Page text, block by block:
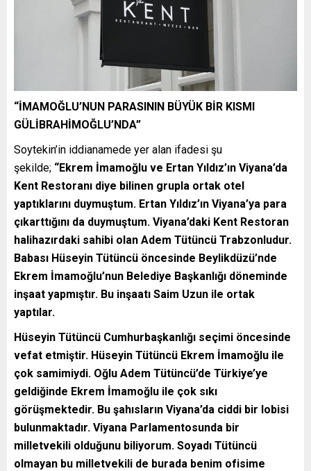
“İMAMOĞLU’NUN PARASININ BÜYÜK BİR KISMI
GÜLİBRAHİMOĞLU’NDA”
Soytekin’in iddianamede yer alan ifadesi şu
şekilde; “Ekrem İmamoğlu ve Ertan Yıldız’ın Viyana’da
Kent Restoranı diye bilinen grupla ortak otel
yaptıklarını duymuştum. Ertan Yıldız’ın Viyana’ya para
çıkarttığını da duymuştum. Viyana’daki Kent Restoran
halihazırdaki sahibi olan Adem Tütüncü Trabzonludur.
Babası Hüseyin Tütüncü öncesinde Beylikdüzü’nde
Ekrem İmamoğlu’nun Belediye Başkanlığı döneminde
inşaat yapmıştır. Bu inşaatı Saim Uzun ile ortak
yaptılar.
Hüseyin Tütüncü Cumhurbaşkanlığı seçimi öncesinde
vefat etmiştir. Hüseyin Tütüncü Ekrem İmamoğlu ile
çok samimiydi. Oğlu Adem Tütüncü’de Türkiye’ye
geldiğinde Ekrem İmamoğlu ile çok sıkı
görüşmektedir. Bu şahısların Viyana’da ciddi bir lobisi
bulunmaktadır. Viyana Parlamentosunda bir
milletvekili olduğunu biliyorum. Soyadı Tütüncü
olmayan bu milletvekili de burada benim ofisime